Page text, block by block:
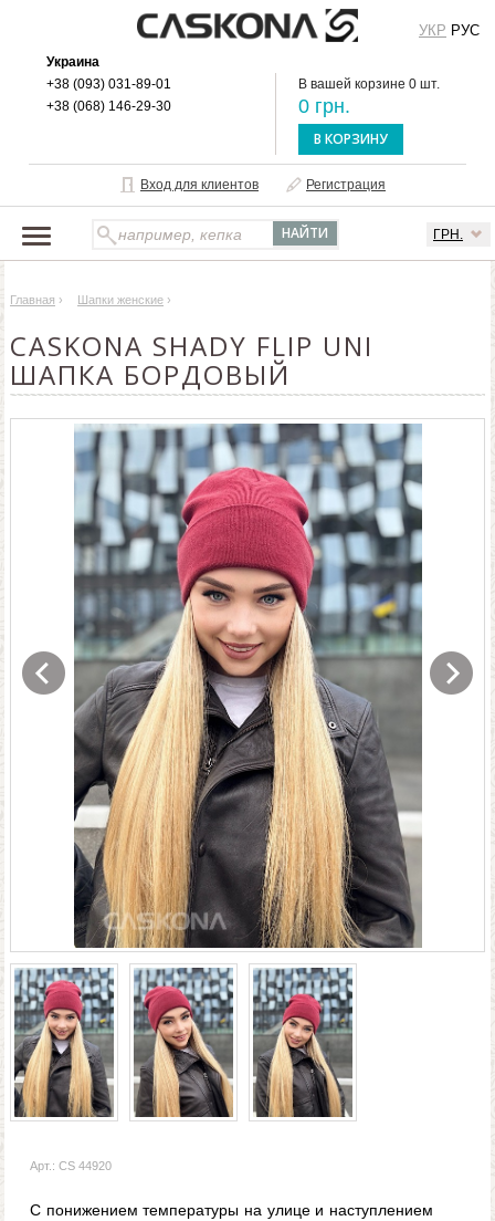
Украина
+38 (093) 031-89-01
+38 (068) 146-29-30
В вашей корзине 0 шт.
0 грн.
В КОРЗИНУ
Вход для клиентов Регистрация
ГРН.
УКР РУС
О БРЕНДЕ
ДОСТАВКА И ОПЛАТА
ОПТОВЫМ КЛИЕНТАМ
Главная › Шапки женские ›
CASKONA SHADY FLIP UNI
ШАПКА БОРДОВЫЙ
Арт.: CS 44920
С понижением температуры на улице и наступлением